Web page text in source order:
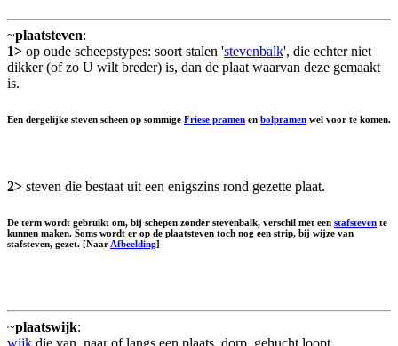
~plaatsteven:
1> op oude scheepstypes: soort stalen 'stevenbalk', die echter niet
dikker (of zo U wilt breder) is, dan de plaat waarvan deze gemaakt
is.
Een dergelijke steven scheen op sommige Friese pramen en bolpramen wel voor te komen.
2> steven die bestaat uit een enigszins rond gezette plaat.
De term wordt gebruikt om, bij schepen zonder stevenbalk, verschil met een stafsteven te
kunnen maken. Soms wordt er op de plaatsteven toch nog een strip, bij wijze van
stafsteven, gezet. [Naar Afbeelding]
~plaatswijk: